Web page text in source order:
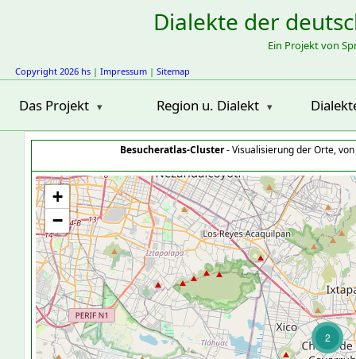
Dialekte der
Ein Projekt von
Copyright 2026 hs | Impressum | Sitemap
Das Projekt Region u. Dialekt
Besucheratlas-Cluster- Visualisierung der Orte,
2
+
−